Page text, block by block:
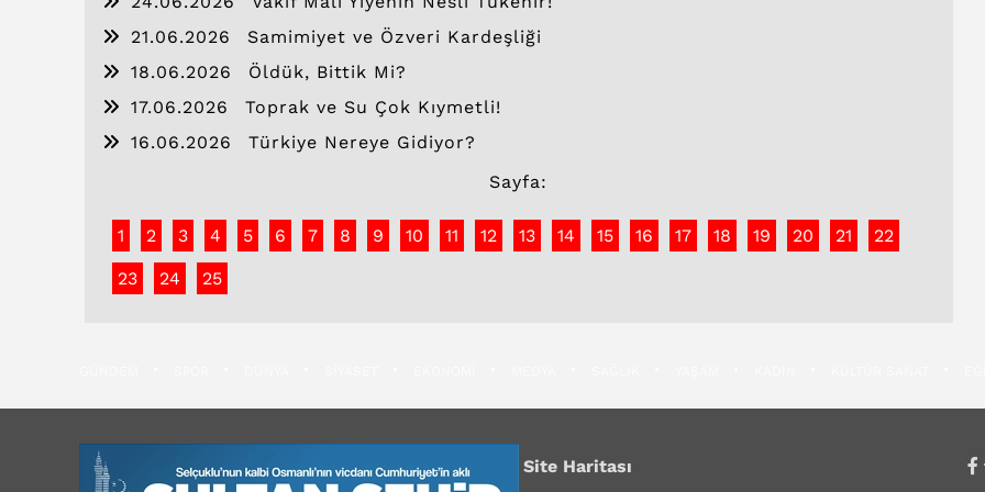
21.06.2026
Samimiyet ve Özveri Kardeşliği
18.06.2026
Öldük, Bittik Mi?
17.06.2026
Toprak ve Su Çok Kıymetli!
16.06.2026
Türkiye Nereye Gidiyor?
Sayfa:
1 2 3 4 5 6 7 8 9 10 11 12 13 14 15 16 17 18 19 20 21 22
23 24 25
Site Haritası